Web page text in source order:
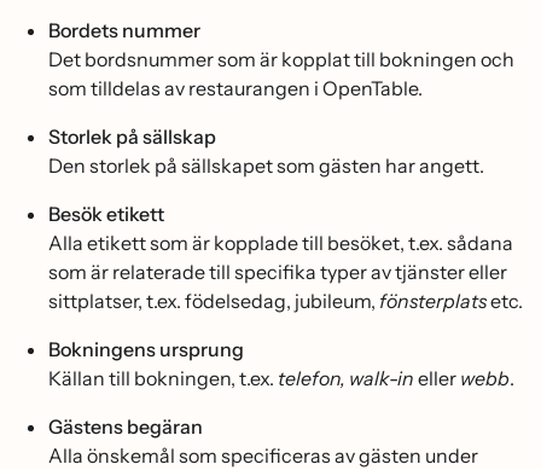
Bordets nummer
Det bordsnummer som är kopplat till bokningen och
som tilldelas av restaurangen i OpenTable.
Storlek på sällskap
Den storlek på sällskapet som gästen har angett.
Besök etikett
Alla etikett som är kopplade till besöket, t.ex. sådana
som är relaterade till specifika typer av tjänster eller
sittplatser, t.ex. födelsedag, jubileum, fönsterplatsetc.
Bokningens ursprung
Källan till bokningen, t.ex. telefon, walk-in eller webb.
Gästens begäran
Alla önskemål som specificeras av gästen under